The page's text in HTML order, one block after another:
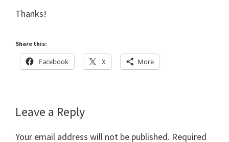
Thanks!
Share this:
Facebook X More
Reader
Interactions
Leave a Reply
Your email address will not be published. Required